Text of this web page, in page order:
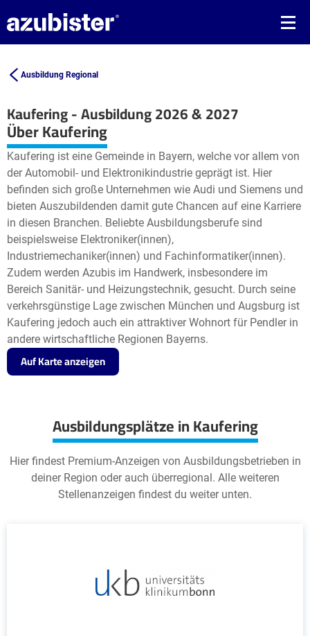
Ausbildung Regional
Kaufering - Ausbildung 2026 & 2027
+
−
Leaflet| ©OpenStreetMap2
Über Kaufering
Kaufering ist eine Gemeinde in Bayern, welche vor allem von
der Automobil- und Elektronikindustrie geprägt ist. Hier
befinden sich große Unternehmen wie Audi und Siemens und
bieten Auszubildenden damit gute Chancen auf eine Karriere
in diesen Branchen. Beliebte Ausbildungsberufe sind
beispielsweise Elektroniker(innen),
Industriemechaniker(innen) und Fachinformatiker(innen).
Zudem werden Azubis im Handwerk, insbesondere im
Bereich Sanitär- und Heizungstechnik, gesucht. Durch seine
verkehrsgünstige Lage zwischen München und Augsburg ist
Kaufering jedoch auch ein attraktiver Wohnort für Pendler in
andere wirtschaftliche Regionen Bayerns.
Auf Karte anzeigen
Ausbildungsplätze in Kaufering
Hier findest Premium-Anzeigen von Ausbildungsbetrieben in
deiner Region oder auch überregional. Alle weiteren
Stellenanzeigen findest du weiter unten.